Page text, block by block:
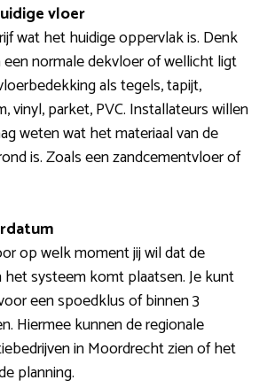
vloer
wat het huidige oppervlak is. Denk
een normale dekvloer of wellicht ligt
als tegels, tapijt,
vinyl, parket, PVC. Installateurs willen
weten wat het materiaal van de
is. Zoals een zandcementvloer of
op welk moment jij wil dat de
het systeem komt plaatsen. Je kunt
een spoedklus of binnen 3
Hiermee kunnen de regionale
in Moordrecht zien of het
planning.